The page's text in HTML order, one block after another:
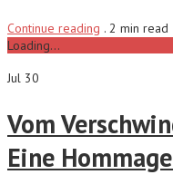
Continue reading . 2 min read
Loading...
Jul 30
Vom
Eine